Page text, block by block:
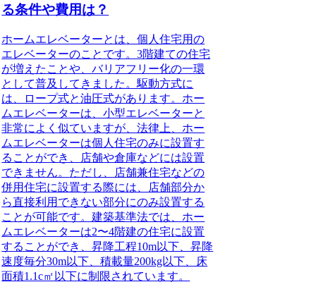
る条件や費用は？
ホームエレベーターとは 、個人住宅用の
エレベーターのことです。3階建ての住宅
が増えたことや、バリアフリー化の一環
として普及してきました。駆動方式に
は、ロープ式と油圧式があります。 ホー
ムエレベーターは、小型エレベーターと
非常によく似ていますが、法律上、ホー
ムエレベーターは個人住宅のみに設置す
ることができ、店舗や倉庫などには設置
できません。 ただし、店舗兼住宅などの
併用住宅に設置する際には、店舗部分か
ら直接利用できない部分にのみ設置する
ことが可能です。建築基準法では、ホー
ムエレベーターは2〜4階建の住宅に設置
することができ、昇降工程10m以下、昇降
速度毎分30m以下、積載量200kg以下、床
面積1.1c㎡以下に制限されています。